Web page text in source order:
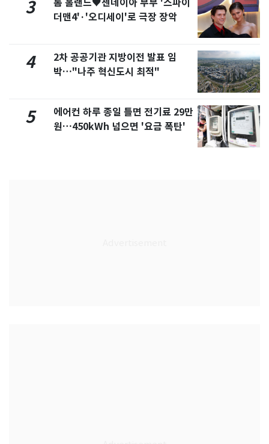
3
톰 홀랜드♥젠데이아 부부 '스파이
더맨4'·'오디세이'로 극장 장악
4
2차 공공기관 지방이전 발표 임
박…"나주 혁신도시 최적"
5
에어컨 하루 종일 틀면 전기료 29만
원…450kWh 넘으면 '요금 폭탄'